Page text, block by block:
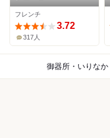
フレンチ
3.72
317人